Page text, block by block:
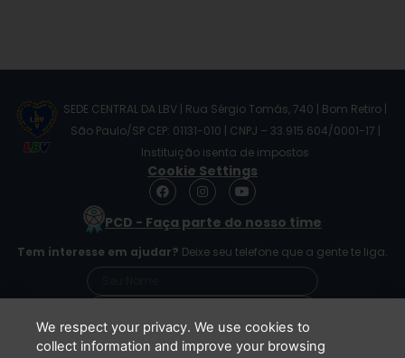
SEDE CENTRAL DA LBV | Rua Sérgio Tomás, 740 | Bom Retiro |
São Paulo/SP CEP: 01131-010 | CNPJ – 33.915.604/0001-17 |
Instituição isenta de impostos
Cookie Settings
F
a
e
o
o
I
n
s
t
g
r
m
Y
o
t
b
e
PCD - Faça parte do nosso time
Tem interesse em ajudar? Deixe seu telefone que a gente te liga.
We respect your privacy. We use cookies to
collect information and improve your browsing